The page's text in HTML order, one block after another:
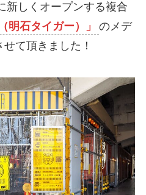
新しくオープンする複合
明石タイガー）」
のメデ
て頂きました！